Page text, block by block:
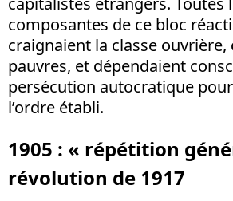
composantes de ce bloc
craignaient la classe
pauvres, et dépendaient
persécution autocratique
l’ordre établi.
1905 : « répétition
révolution de 1917